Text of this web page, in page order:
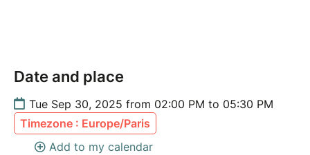
Date and place
Tue Sep 30, 2025 from 02:00 PM to 05:30 PM
Timezone : Europe/Paris
Add to my calendar